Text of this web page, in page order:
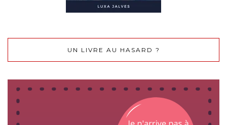
UN LIVRE AU HASARD ?